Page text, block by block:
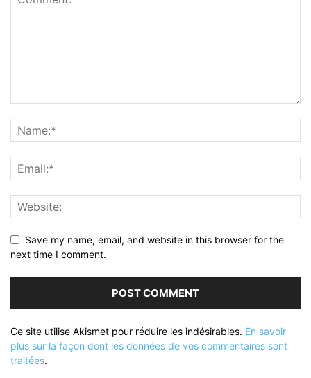
Save my name, email, and website in this browser for the
next time I comment.
Ce site utilise Akismet pour réduire les indésirables. En savoir
plus sur la façon dont les données de vos commentaires sont
traitées.